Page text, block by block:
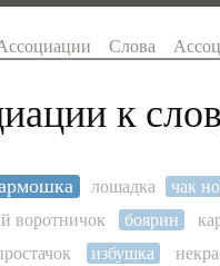
Слова
к
лошадка чак
воротничок боярин
избушка